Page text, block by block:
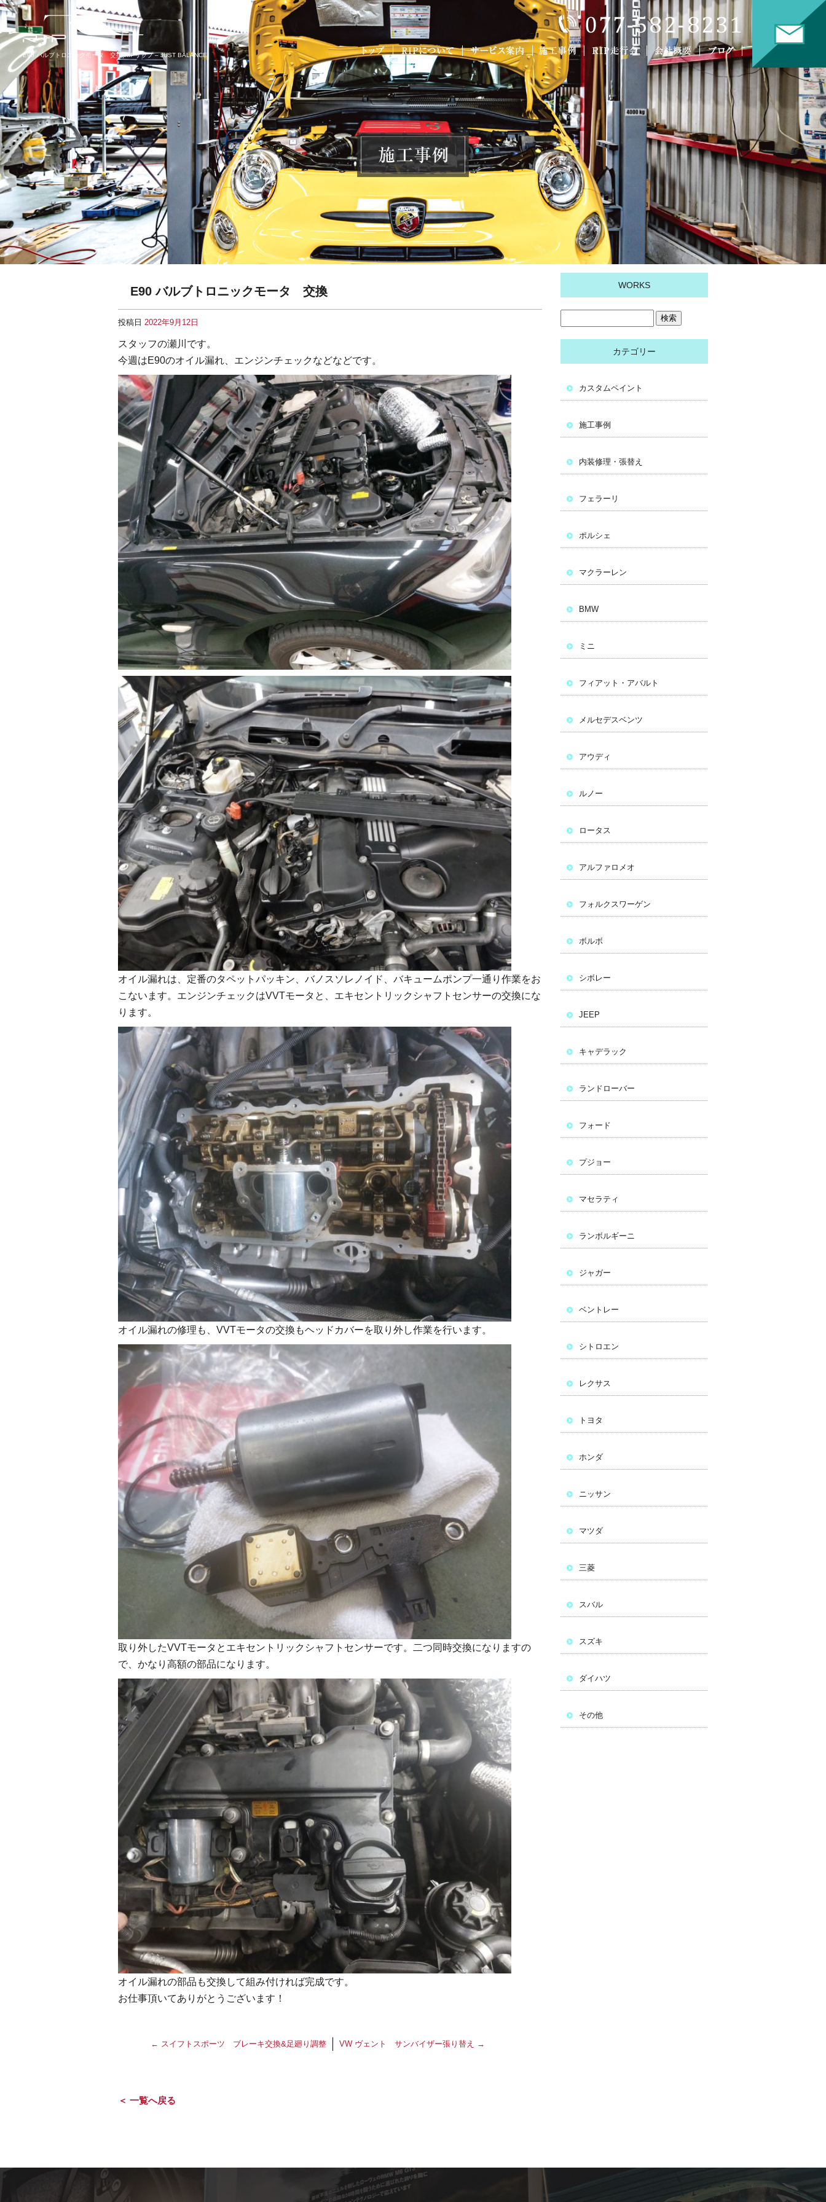
E90 バルブトロニックモータ 交換|RIPリップ – JUST BALANCE
E90 バルブトロニックモータ 交換
投稿日 2022年9月12日
スタッフの瀬川です。
今週はE90のオイル漏れ、エンジンチェックなどなどです。
オイル漏れは、定番のタペットパッキン、バノスソレノイド、バキュームポンプ一通り作業をお
こないます。エンジンチェックはVVTモータと、エキセントリックシャフトセンサーの交換にな
ります。
オイル漏れの修理も、VVTモータの交換もヘッドカバーを取り外し作業を行います。
取り外したVVTモータとエキセントリックシャフトセンサーです。二つ同時交換になりますの
で、かなり高額の部品になります。
オイル漏れの部品も交換して組み付ければ完成です。
お仕事頂いてありがとうございます！
← スイフトスポーツ ブレーキ交換&足廻り調整 VW ヴェント サンバイザー張り替え →
＜ 一覧へ戻る
WORKS
カテゴリー
カスタムペイント
施工事例
内装修理・張替え
フェラーリ
ポルシェ
マクラーレン
BMW
ミニ
フィアット・アバルト
メルセデスベンツ
アウディ
ルノー
ロータス
アルファロメオ
フォルクスワーゲン
ボルボ
シボレー
JEEP
キャデラック
ランドローバー
フォード
プジョー
マセラティ
ランボルギーニ
ジャガー
ベントレー
シトロエン
レクサス
トヨタ
ホンダ
ニッサン
マツダ
三菱
スバル
スズキ
ダイハツ
その他